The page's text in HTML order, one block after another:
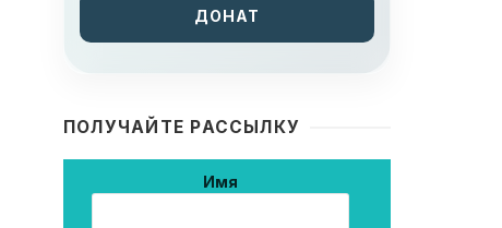
ДОНАТ
ПОЛУЧАЙТЕ РАССЫЛКУ
Имя